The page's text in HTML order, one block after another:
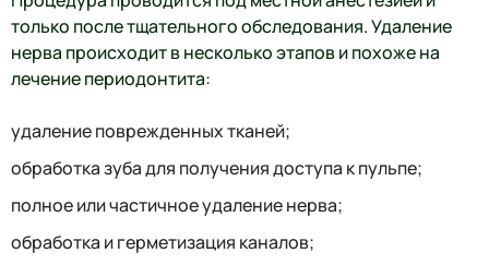
только после тщательного обследования. Удаление
нерва происходит в несколько этапов и похоже на
лечение периодонтита:
удаление поврежденных тканей;
обработка зуба для получения доступа к пульпе;
полное или частичное удаление нерва;
обработка и герметизация каналов;